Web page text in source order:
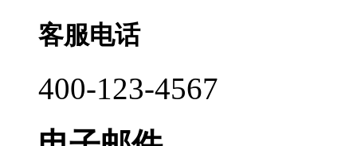
客服电话
400-123-4567